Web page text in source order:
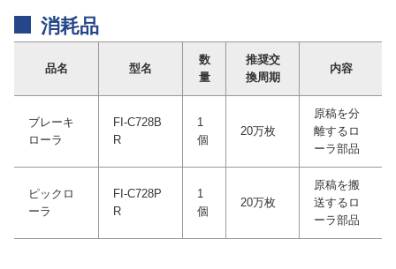
消耗品
品名 型名
数
量
推奨交
換周期
内容
ブレーキ
ローラ
FI-C728B
R
1
個
20万枚
原稿を分
離するロ
ーラ部品
ピックロ
ーラ
FI-C728P
R
1
個
20万枚
原稿を搬
送するロ
ーラ部品